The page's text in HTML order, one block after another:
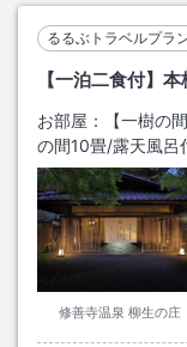
るるぶトラベルプラ
【一泊二食付】
お部屋： 【一樹の
の間10畳/露天風呂
修善寺温泉 柳生の庄